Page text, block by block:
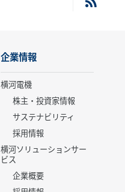
企業情報
横河電機
株主・投資家情報
サステナビリティ
採用情報
横河ソリューションサー
ビス
企業概要